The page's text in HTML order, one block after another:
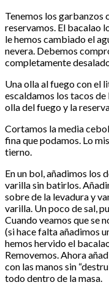
Tenemos los garbanzos
reservamos. El bacalao
le hemos cambiado el
nevera. Debemos
completamente
Una olla al fuego con el
escaldamos los tacos
olla del fuego y la
Cortamos la media
fina que podamos. Lo
tierno.
En un bol, añadimos los
varilla sin batirlos.
sobre de la levadura y
varilla. Un poco de sal,
Cuando veamos que se
(si hace falta añadimos
hemos hervido el
Removemos. Ahora
con las manos sin
todo dentro de la masa.